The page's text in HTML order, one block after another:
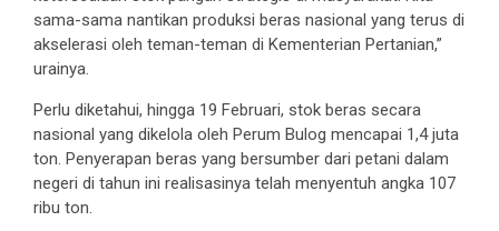
sama-sama nantikan produksi beras nasional yang terus di
akselerasi oleh teman-teman di Kementerian Pertanian,”
urainya.
Perlu diketahui, hingga 19 Februari, stok beras secara
nasional yang dikelola oleh Perum Bulog mencapai 1,4 juta
ton. Penyerapan beras yang bersumber dari petani dalam
negeri di tahun ini realisasinya telah menyentuh angka 107
ribu ton.